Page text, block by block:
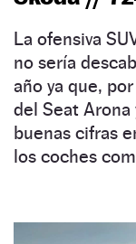
La ofensiva
no sería
año ya que,
del Seat Arona
buenas cifras
los coches